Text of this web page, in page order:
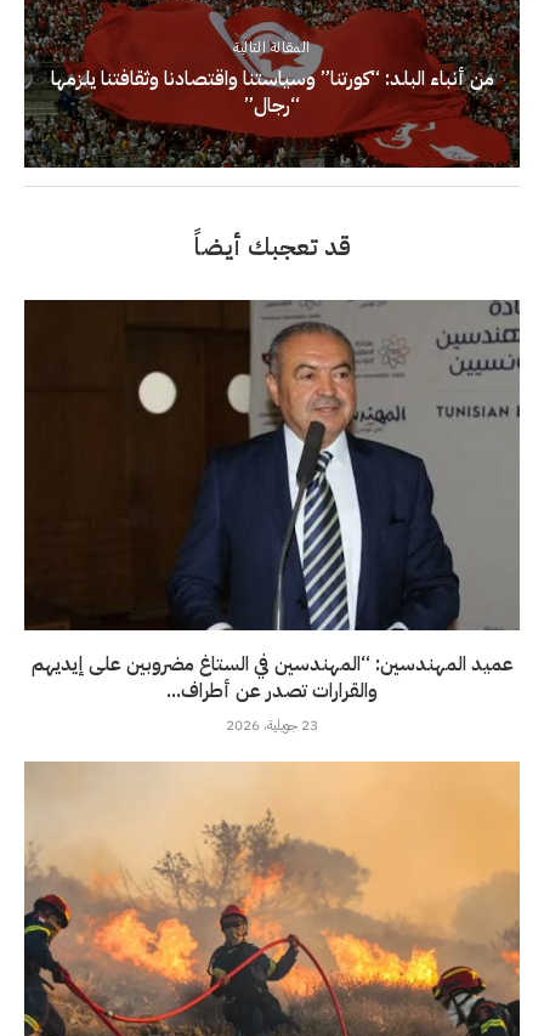
المقالة التالية
من أنباء البلد: “كورتنا” وسياستنا واقتصادنا وثقافتنا يلزمها
“رجال”
قد تعجبك أيضاً
عميد المهندسين: “المهندسين في الستاغ مضروبين على إيديهم
والقرارات تصدر عن أطراف...
23 جويلية، 2026